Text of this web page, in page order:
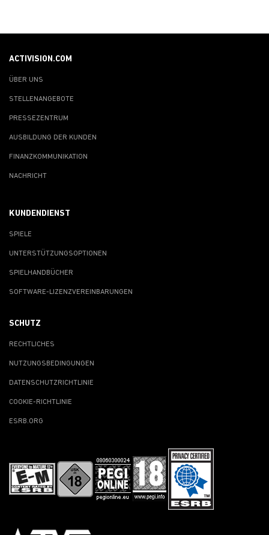
ACTIVISION.COM
ÜBER UNS
STELLENANGEBOTE
PRESSEZENTRUM
AUSBILDUNG DER KUNDEN
FINANZKOMMUNIKATION
NACHRICHT
KUNDENDIENST
SPIELE
UNTERSTÜTZUNGSOPTIONEN
SPIELHANDBÜCHER
SOFTWARE-LIZENZVEREINBARUNGEN
SCHUTZ
RECHTLICHES
NUTZUNGSBEDINGUNGEN
DATENSCHUTZRICHTLINIE
COOKIE-RICHTLINIE
ESRB.ORG